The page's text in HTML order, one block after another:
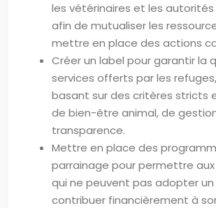
les vétérinaires et les autorités
afin de mutualiser les
mettre en place des actions
Créer un label pour garantir la
services offerts par les
basant sur des critères stricts
de bien-être animal, de
transparence.
Mettre en place des
parrainage pour permettre
qui ne peuvent pas adopter
contribuer financièrement à